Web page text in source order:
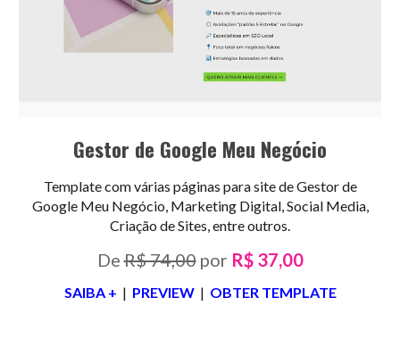
Gestor de Google Meu Negócio
Template com várias páginas para site de Gestorde
Google Meu Negócio, Marketing Digital, Social Media,
Criação de Sites, entre outros.
DeR$ 74,00por R$ 37,00
SAIBA + | PREVIEW| OBTER TEMPLATE